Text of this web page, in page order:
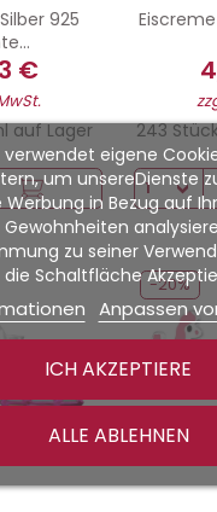
925
€
auf Lager 243
-20%
eigene
um unsereDienste
Werbung in Bezug auf
Gewohnheiten
zu seiner
Schaltfläche
Anpassen
ALLE ABLEHNEN
ICH AKZEPTIERE